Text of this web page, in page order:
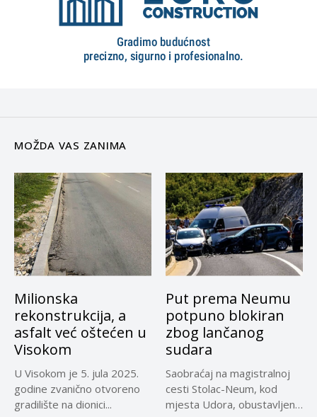
MOŽDA VAS ZANIMA
Milionska
rekonstrukcija, a
asfalt već oštećen u
Visokom
U Visokom je 5. jula 2025.
godine zvanično otvoreno
gradilište na dionici...
Put prema Neumu
potpuno blokiran
zbog lančanog
sudara
Saobraćaj na magistralnoj
cesti Stolac-Neum, kod
mjesta Udora, obustavljen